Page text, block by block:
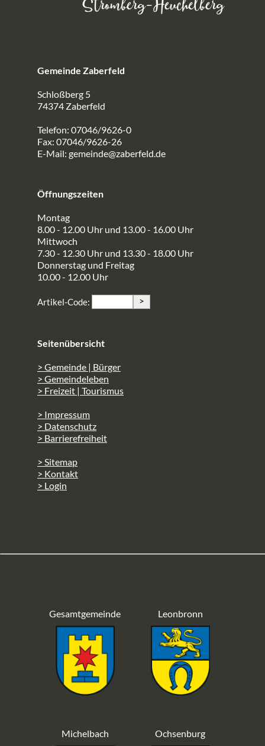
Gemeinde Zaberfeld
Schloßberg 5
74374 Zaberfeld
Telefon: 07046/9626-0
Fax: 07046/9626-26
E-Mail: gemeinde@zaberfeld.de
Öffnungszeiten
Montag
8.00 - 12.00 Uhr und 13.00 - 16.00 Uhr
Mittwoch
7.30 - 12.30 Uhr und 13.30 - 18.00 Uhr
Donnerstag und Freitag
10.00 - 12.00 Uhr
Artikel-Code: >
Seitenübersicht
> Gemeinde | Bürger
> Gemeindeleben
> Freizeit | Tourismus
> Impressum
> Datenschutz
> Barrierefreiheit
> Sitemap
> Kontakt
> Login
Gesamtgemeinde Leonbronn
Michelbach Ochsenburg